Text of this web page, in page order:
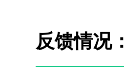
反馈情况：